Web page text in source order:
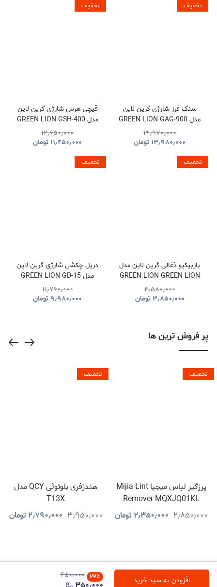
افزودن به سبد خرید ۲۲٪ ۴۵۰٫۰۰۰
تخفیف
سنگ فرز شارژی گرین لاین
مدل GREEN LION GAG-900
CORDLESS ANGLE
GRINDER TOOL
۱۴٫۹۷۰٫۰۰۰
۱۳٫۹۸۰٫۰۰۰ تومان
تخفیف
قیچی هرس شارژی گرین لاین
مدل GREEN LION GSH-400
ELECTRIC PRUNING
SHEARS TOOL CORDLESS
۱۲٫۶۵۰٫۰۰۰
۱۱٫۴۵۰٫۰۰۰ تومان
تخفیف
باربیکیو ذغالی گرین لاین مدل
GREEN LION GREEN LION
QUDRA FOLDABLE BBQ
GRILL GNQDRBBQSTBK
۴٫۵۸۰٫۰۰۰
۳٫۸۵۰٫۰۰۰ تومان
تخفیف
دریل چکشی شارژی گرین لاین
مدل GREEN LION GD-15
PRO DRIVE CORDLESS
HAMMER DRILL
۱۱٫۷۶۰٫۰۰۰
۹٫۹۸۰٫۰۰۰ تومان
پر فروش ترین ها
تخفیف
پرزگیر لباس میجیا Mijia Lint
Remover MQXJQ01KL
۲٫۸۵۰٫۰۰۰ ۲٫۳۵۰٫۰۰۰ تومان
تخفیف
هندزفری بلوتوثی QCY مدل
T13X
۳٫۹۵۰٫۰۰۰ ۲٫۷۹۰٫۰۰۰ تومان